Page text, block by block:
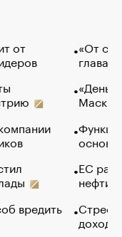
от
вредить
«От
глава
Маск в
основ
ЕС
нефти